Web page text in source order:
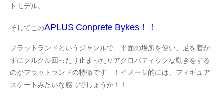
トモデル。
そしてこのAPLUS Conprete Bykes！！
フラットランドというジャンルで、平面の場所を使い、足を着か
ずにクルクル回ったり止まったりアクロバティックな動きをする
のがフラットランドの特徴です！！イメージ的には、フィギュア
スケートみたいな感じでしょうか！！